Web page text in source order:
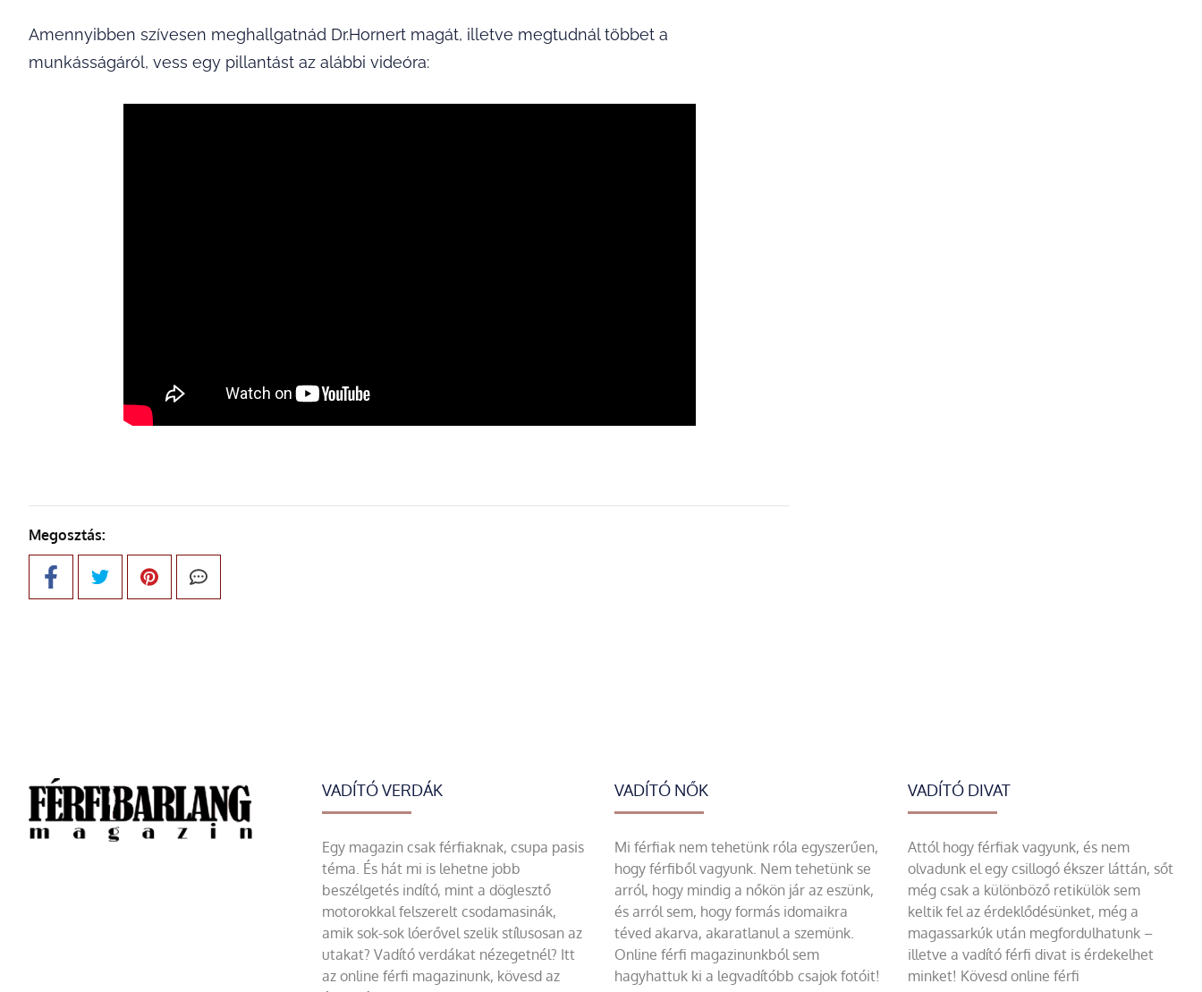
Amennyibben szívesen meghallgatnád Dr.Hornert magát, illetve megtudnál többet a
munkásságáról, vess egy pillantást az alábbi videóra:
Megosztás:
VADÍTÓ VERDÁK
Egy magazin csak férfiaknak, csupa pasis
téma. És hát mi is lehetne jobb
beszélgetés indító, mint a döglesztő
motorokkal felszerelt csodamasinák,
amik sok-sok lóerővel szelik stílusosan az
utakat? Vadító verdákat nézegetnél? Itt
az online férfi magazinunk, kövesd az
VADÍTÓ NŐK
Mi férfiak nem tehetünk róla egyszerűen,
hogy férfiből vagyunk. Nem tehetünk se
arról, hogy mindig a nőkön jár az eszünk,
és arról sem, hogy formás idomaikra
téved akarva, akaratlanul a szemünk.
Online férfi magazinunkból sem
hagyhattuk ki a legvadítóbb csajok fotóit!
VADÍTÓ DIVAT
Attól hogy férfiak vagyunk, és nem
olvadunk el egy csillogó ékszer láttán, sőt
még csak a különböző retikülök sem
keltik fel az érdeklődésünket, még a
magassarkúk után megfordulhatunk –
illetve a vadító férfi divat is érdekelhet
minket! Kövesd online férfi